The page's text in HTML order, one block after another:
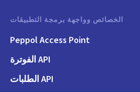
الخصائص وواجهة برمجة التطبيقات
Peppol Access Point
API الفوترة
API الطلبات